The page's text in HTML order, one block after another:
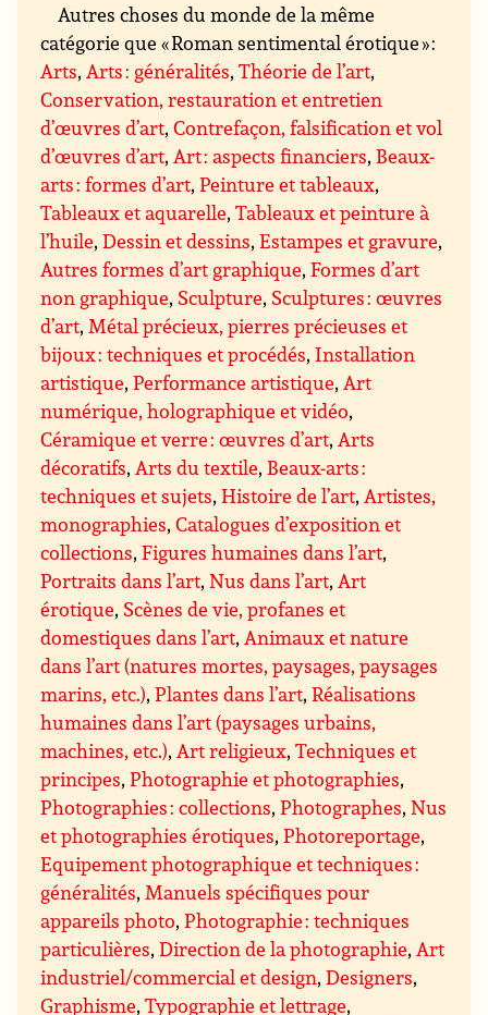
Autres choses du monde de la même
catégorie que « Roman sentimental érotique » :
Arts,Arts : généralités,Théorie de l’art,
Conservation, restauration et entretien
d’œuvres d’art,Contrefaçon, falsification et vol
d’œuvres d’art,Art : aspects financiers, Beaux-
arts : formes d’art,Peinture et tableaux,
Tableaux et aquarelle,Tableaux et peinture à
l’huile,Dessin et dessins,Estampes et gravure,
Autres formes d’art graphique,Formes d’art
non graphique, Sculpture, Sculptures : œuvres
d’art,Métal précieux, pierres précieuses et
bijoux : techniques et procédés, Installation
artistique,Performance artistique,Art
numérique, holographique et vidéo,
Céramique et verre : œuvres d’art,Arts
décoratifs,Arts du textile, Beaux-arts :
techniques et sujets,Histoire de l’art,Artistes,
monographies,Catalogues d’exposition et
collections,Figures humaines dans l’art,
Portraits dans l’art,Nus dans l’art,Art
érotique, Scènes de vie, profanes et
domestiques dans l’art,Animaux et nature
dans l’art (natures mortes, paysages, paysages
marins, etc.),Plantes dans l’art,Réalisations
humaines dans l’art (paysages urbains,
machines, etc.),Art religieux,Techniques et
principes,Photographie et photographies,
Photographies : collections,Photographes,Nus
et photographies érotiques,Photoreportage,
Equipement photographique et techniques :
généralités,Manuels spécifiques pour
appareils photo,Photographie : techniques
particulières,Direction de la photographie,Art
industriel/commercial et design,Designers,
Graphisme,Typographie et lettrage,